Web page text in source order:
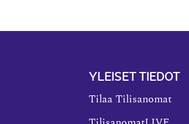
YLEISET TIEDOT
Tilaa Tilisanomat